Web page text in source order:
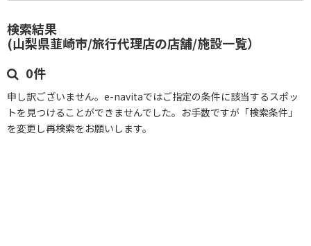
検索結果
(山梨県韮崎市/旅行代理店の店舗/施設一覧）
0件
申し訳ございません。e-navitaではご指定の条件に該当するスポッ
トを見つけることができませんでした。お手数ですが「検索条件」
を変更し再検索をお願いします。